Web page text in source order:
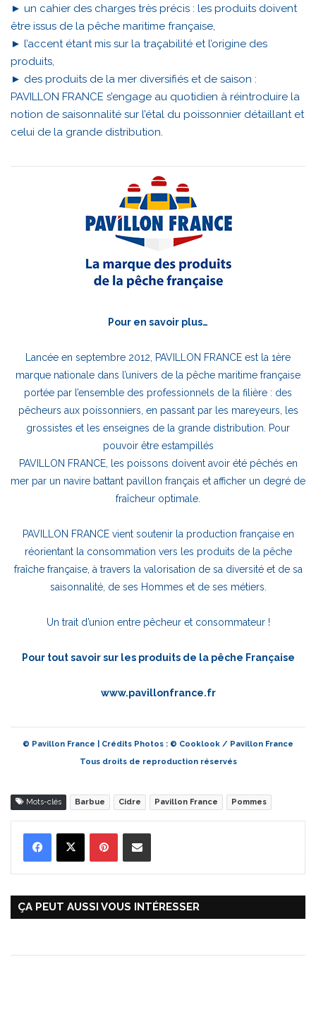
► un cahier des charges très précis : les produits doivent
être issus de la pêche maritime française,
► l’accent étant mis sur la traçabilité et l’origine des
produits,
► des produits de la mer diversifiés et de saison :
PAVILLON FRANCE s’engage au quotidien à réintroduire la
notion de saisonnalité sur l’étal du poissonnier détaillant et
celui de la grande distribution.
Pour en savoir plus…
Lancée en septembre 2012, PAVILLON FRANCE est la 1ère
marque nationale dans l’univers de la pêche maritime française
portée par l’ensemble des professionnels de la filière : des
pêcheurs aux poissonniers, en passant par les mareyeurs, les
grossistes et les enseignes de la grande distribution. Pour
pouvoir être estampillés
PAVILLON FRANCE, les poissons doivent avoir été pêchés en
mer par un navire battant pavillon français et afficher un degré de
fraîcheur optimale.
PAVILLON FRANCE vient soutenir la production française en
réorientant la consommation vers les produits de la pêche
fraîche française, à travers la valorisation de sa diversité et de sa
saisonnalité, de ses Hommes et de ses métiers.
Un trait d’union entre pêcheur et consommateur !
Pour tout savoir sur les produits de la pêche Française
www.pavillonfrance.fr
© Pavillon France | Crédits Photos : © Cooklook / Pavillon France
Tous droits de reproduction réservés
Mots-clés Barbue Cidre Pavillon France Pommes
ÇA PEUT AUSSI VOUS INTÉRESSER